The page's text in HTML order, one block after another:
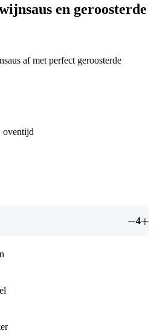
en geroosterde
af met perfect geroosterde
oventijd
4